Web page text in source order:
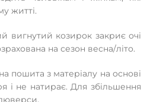
житті.
вигнутий козирок закриє очі
на сезон весна/літо.
пошита з матеріалу на основі
і не натирає. Для збільшення